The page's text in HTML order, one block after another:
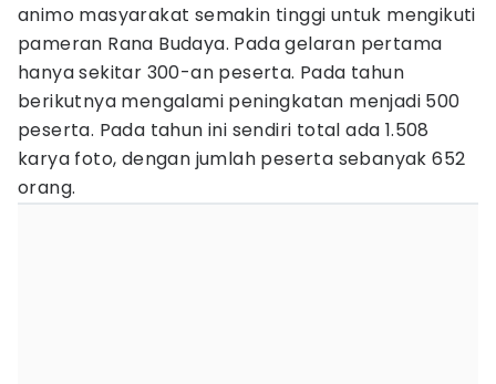
animo masyarakat semakin tinggi untuk mengikuti
pameran Rana Budaya. Pada gelaran pertama
hanya sekitar 300-an peserta. Pada tahun
berikutnya mengalami peningkatan menjadi 500
peserta. Pada tahun ini sendiri total ada 1.508
karya foto, dengan jumlah peserta sebanyak 652
orang.